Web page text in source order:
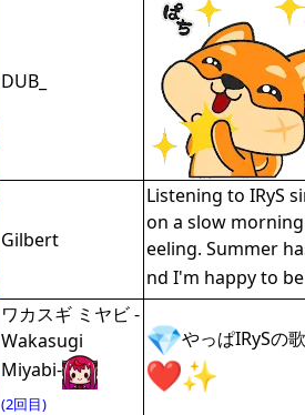
DUB_
Gilbert
Listening to IRyS
on a slow
eeling. Summer
nd I'm happy to
ワカスギ ミヤビ -
Wakasugi
Miyabi-
(2回目)
やっぱIRySの